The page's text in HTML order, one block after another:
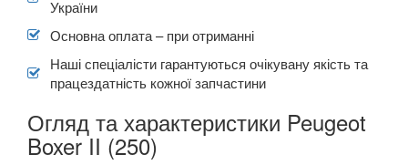
України
Основна оплата – при отриманні
Наші спеціалісти гарантуються очікувану якість та
працездатність кожної запчастини
Огляд та характеристики Peugeot
Boxer II (250)